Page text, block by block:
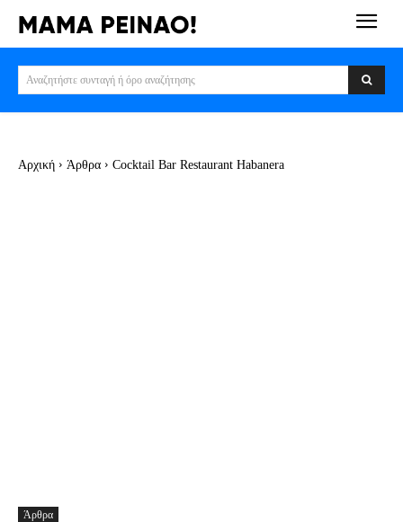
Αναζητήστε συνταγή ή όρο αναζήτησης
Αρχική Άρθρα Cocktail Bar Restaurant Habanera
Άρθρα